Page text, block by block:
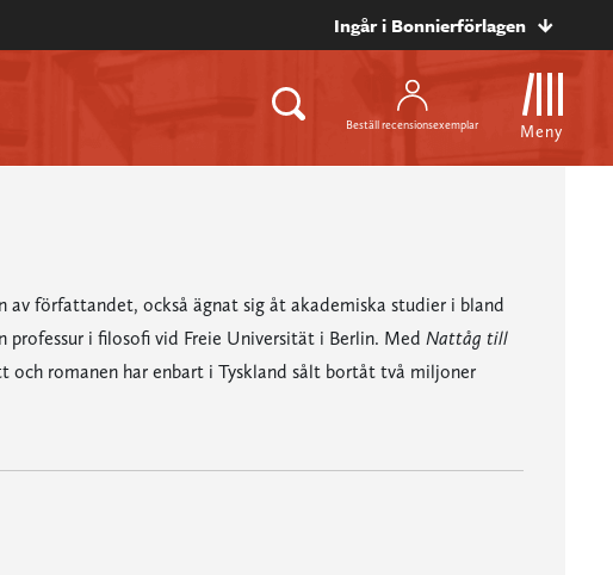
Ingår i Bonnierförlagen
Beställ recensionsexemplar Meny
av författandet, också ägnat sig åt akademiska studier i bland
professur i filosofi vid Freie Universität i Berlin. Med Nattåg till
romanen har enbart i Tyskland sålt bortåt två miljoner